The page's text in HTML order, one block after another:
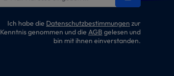
Ich habe die Datenschutzbestimmungen zur
Kenntnis genommen und die AGB gelesen und
bin mit ihnen einverstanden.